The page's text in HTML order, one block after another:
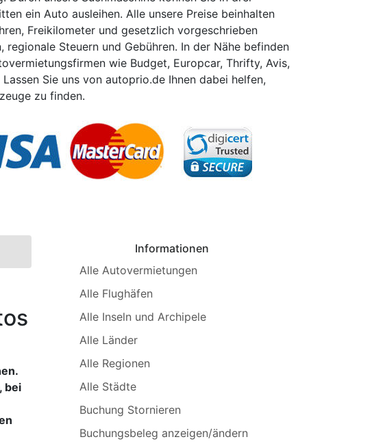
ein Auto ausleihen. Alle unsere Preise beinhalten
Freikilometer und gesetzlich vorgeschrieben
regionale Steuern und Gebühren. In der Nähe befinden
wie Budget, Europcar, Thrifty, Avis,
Sie uns von autoprio.de Ihnen dabei helfen,
zu finden.
bei
Informationen
Alle Autovermietungen
Alle Flughäfen
Alle Inseln und Archipele
Alle Länder
Alle Regionen
Alle Städte
Buchung Stornieren
Buchungsbeleg anzeigen/ändern